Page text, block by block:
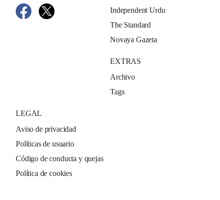
Independent Urdu
The Standard
Novaya Gazeta
EXTRAS
Archivo
Tags
LEGAL
Aviso de privacidad
Políticas de usuario
Código de conducta y quejas
Política de cookies